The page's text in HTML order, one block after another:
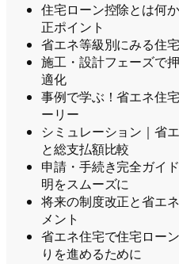
住宅ローン控除とは何
正ポイント
省エネ等級別にみる住
施工・設計フェーズで
適化
事例で学ぶ！省エネ住
ーリー
シミュレーション｜省
と総支払額比較
申請・手続き完全ガイ
明をスムーズに
将来の制度改正と省エ
メント
省エネ住宅で住宅ロー
りを進めるために